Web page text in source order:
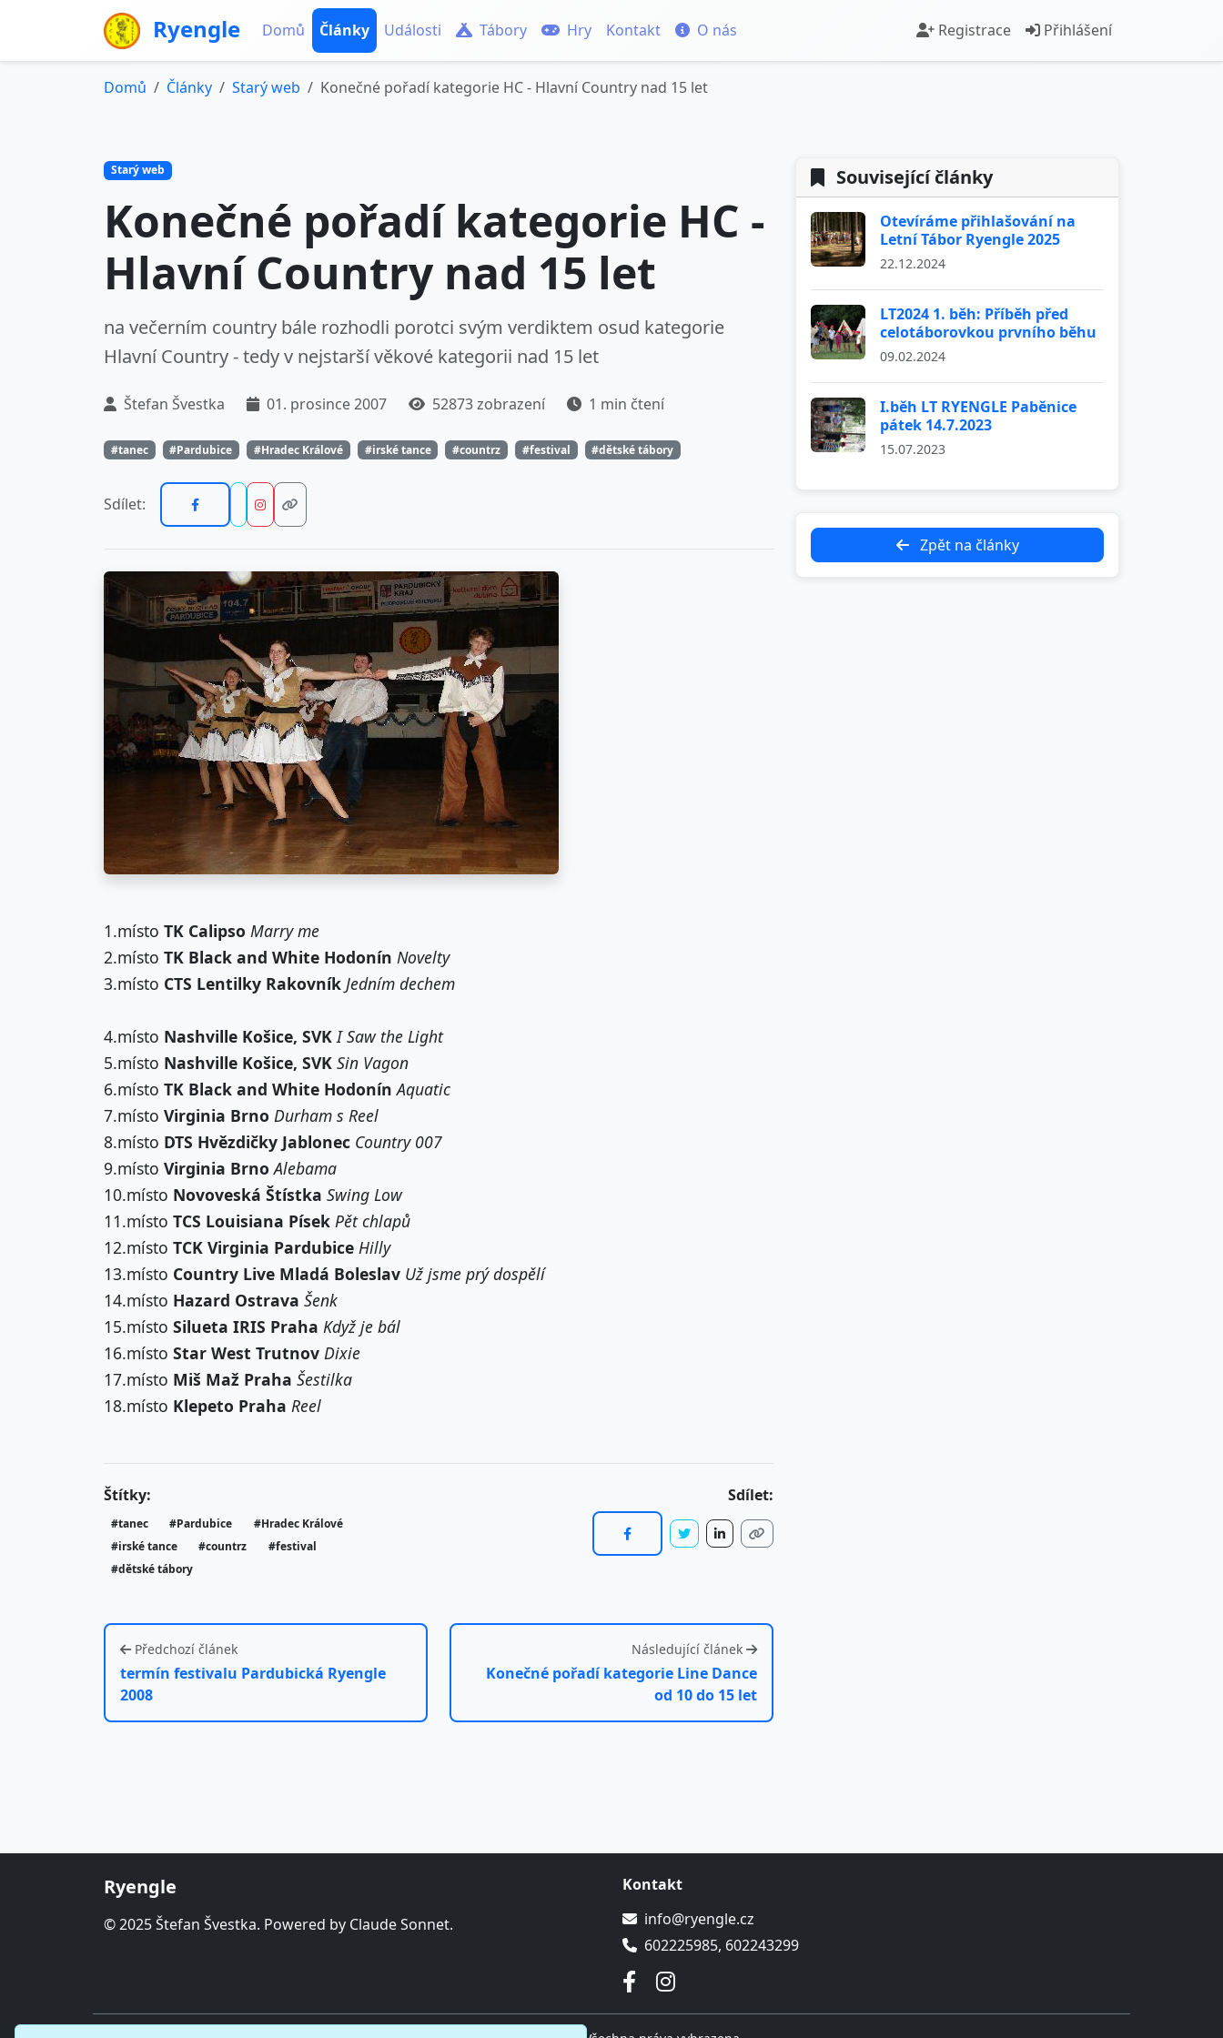
Ryengle Domů Články Události Tábory Hry Kontakt O nás Registrace Přihlášení
Domů Články Starý web Konečné pořadí kategorie HC - Hlavní Country nad 15 let
Starý web
Konečné pořadí kategorie HC -
Hlavní Country nad 15 let
na večerním country bále rozhodli porotci svým verdiktem osud kategorie
Hlavní Country - tedy v nejstarší věkové kategorii nad 15 let
Štefan Švestka 01. prosince 2007 52873 zobrazení 1 min čtení
#tanec #Pardubice #Hradec Králové #irské tance #countrz #festival #dětské tábory
Sdílet:
1.místo TK Calipso Marry me
2.místo TK Black and White Hodonín Novelty
3.místo CTS Lentilky Rakovník Jedním dechem
4.místo Nashville Košice, SVK I Saw the Light
5.místo Nashville Košice, SVK Sin Vagon
6.místo TK Black and White HodonínAquatic
7.místo Virginia Brno Durham s Reel
8.místo DTS Hvězdičky Jablonec Country 007
9.místo Virginia BrnoAlebama
10.místo Novoveská Štístka Swing Low
11.místo TCS Louisiana Písek Pět chlapů
12.místo TCK Virginia Pardubice Hilly
13.místo Country Live Mladá Boleslav Už jsme prý dospělí
14.místo Hazard Ostrava Šenk
15.místo Silueta IRIS Praha Když je bál
16.místo Star West Trutnov Dixie
17.místo Miš Maž Praha Šestilka
18.místo Klepeto Praha Reel
Štítky:
#tanec #Pardubice
#Hradec Králové
#irské tance
#countrz
#festival
#dětské tábory
Sdílet:
Předchozí článek
termín festivalu Pardubická Ryengle
2008
Následující článek
Konečné pořadí kategorie Line Dance
od 10 do 15 let
Související články
Otevíráme přihlašování na
Letní Tábor Ryengle 2025
22.12.2024
LT2024 1. běh: Příběh před
celotáborovkou prvního běhu
09.02.2024
I.běh LT RYENGLE Paběnice
pátek 14.7.2023
15.07.2023
Zpět na články
Ryengle
© 2025 Štefan Švestka. Powered by Claude Sonnet.
Kontakt
info@ryengle.cz
602225985, 602243299